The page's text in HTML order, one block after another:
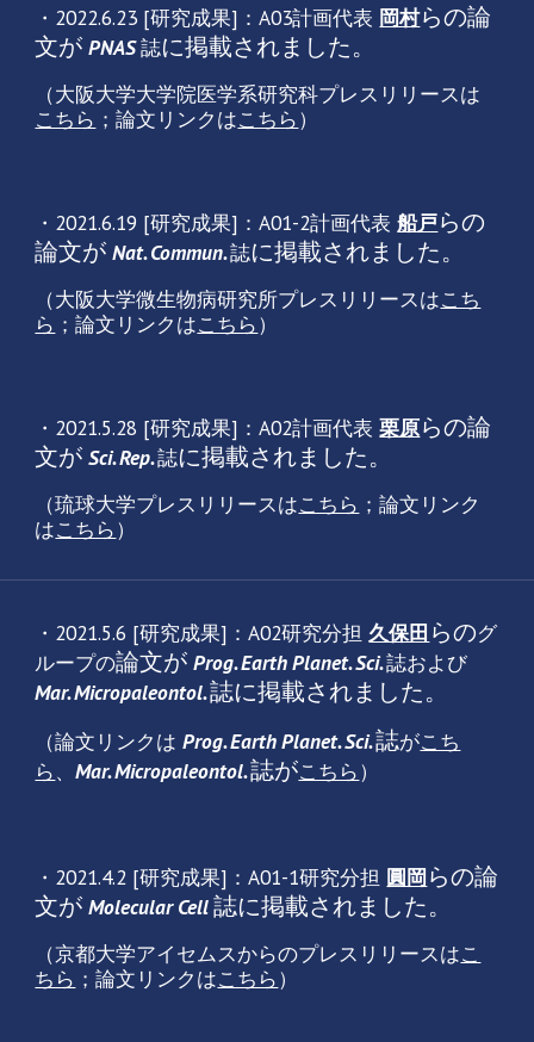
・2022.6.23 [研究成果]：A03計画代表 岡村らの論
文がPNAS誌に掲載されました。
（大阪大学大学院医学系研究科プレスリリースは
こちら ；論文リンクはこちら）
・2021.6.19 [研究成果]：A01-2計画代表船戸らの
論文がNat. Commun.誌に掲載されました。
（大阪大学微生物病研究所プレスリリースはこち
ら ；論文リンクはこちら）
・2021.5.28 [研究成果]：A02計画代表栗原らの論
文がSci. Rep.誌に掲載されました。
（琉球大学プレスリリースはこちら ；論文リンク
はこちら）
・2021.5.6 [研究成果]：A02研究分担久保田 らのグ
ループの論文がProg. Earth Planet. Sci.誌および
Mar. Micropaleontol.誌に掲載されました。
（論文リンクはProg. Earth Planet. Sci.誌がこち
ら、Mar. Micropaleontol.誌がこちら）
・2021.4.2 [研究成果]：A01-1研究分担 圓岡らの論
文がMolecular Cell誌に掲載されました。
（京都大学アイセムスからのプレスリリースはこ
ちら ；論文リンクはこちら）